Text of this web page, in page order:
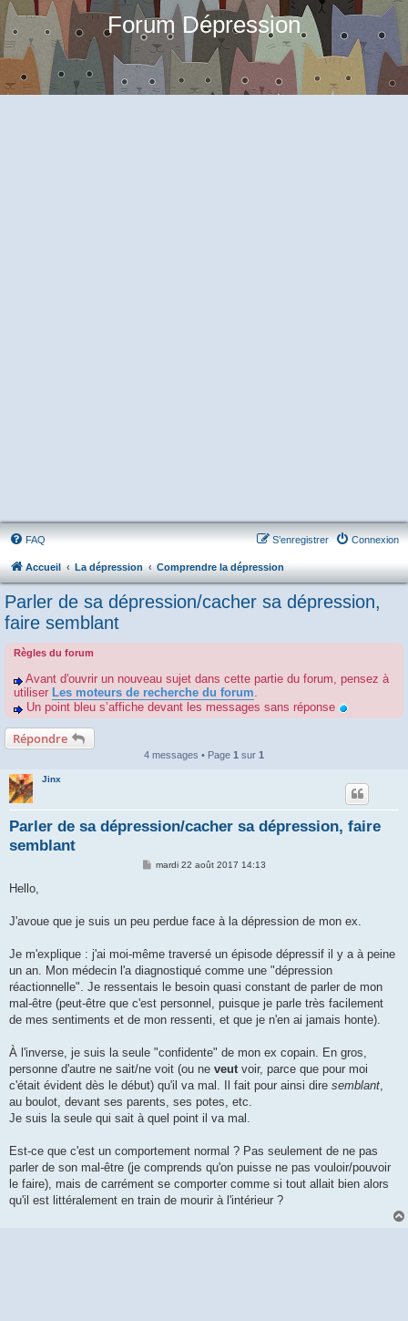
Forum Dépression
FAQ Connexion
S’enregistrer
Accueil La dépression Comprendre la dépression
Parler de sa dépression/cacher sa dépression,
faire semblant
Règles du forum
Avant d'ouvrir un nouveau sujet dans cette partie du forum, pensez à
utiliser Les moteurs de recherche du forum.
Un point bleu s’affiche devant les messages sans réponse
Répondre
4 messages • Page 1 sur 1
Jinx
Parler de sa dépression/cacher sa dépression, faire
semblant
M
g
e
mardi 22 août 2017 14:13
Hello,
J'avoue que je suis un peu perdue face à la dépression de mon ex.
Je m'explique : j'ai moi-même traversé un épisode dépressif il y a à peine
un an. Mon médecin l'a diagnostiqué comme une "dépression
réactionnelle". Je ressentais le besoin quasi constant de parler de mon
mal-être (peut-être que c'est personnel, puisque je parle très facilement
de mes sentiments et de mon ressenti, et que je n'en ai jamais honte).
À l'inverse, je suis la seule "confidente" de mon ex copain. En gros,
personne d'autre ne sait/ne voit (ou ne veut voir, parce que pour moi
c'était évident dès le début) qu'il va mal. Il fait pour ainsi dire semblant,
au boulot, devant ses parents, ses potes, etc.
Je suis la seule qui sait à quel point il va mal.
Est-ce que c'est un comportement normal ? Pas seulement de ne pas
parler de son mal-être (je comprends qu'on puisse ne pas vouloir/pouvoir
le faire), mais de carrément se comporter comme si tout allait bien alors
qu'il est littéralement en train de mourir à l'intérieur ?